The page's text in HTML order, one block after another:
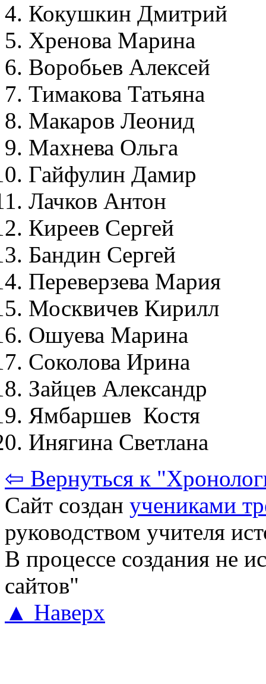
Кокушкин Дмитрий
Хренова Марина
Воробьев Алексей
Тимакова Татьяна
Макаров Леонид
Махнева Ольга
Гайфулин Дамир
Лачков Антон
Киреев Сергей
Бандин Сергей
Переверзева Мария
Москвичев Кирилл
Ошуева Марина
Соколова Ирина
Зайцев Александр
Ямбаршев Костя
Инягина Светлана
⇦ Вернуться к
Сайт создан учениками
руководством учителя
В процессе создания не
сайтов"
▲ Наверх